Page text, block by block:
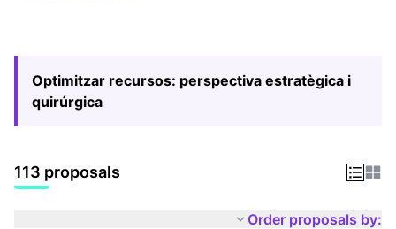
Optimitzar recursos: perspectiva estratègica i
quirúrgica
113 proposals
Order proposals by: